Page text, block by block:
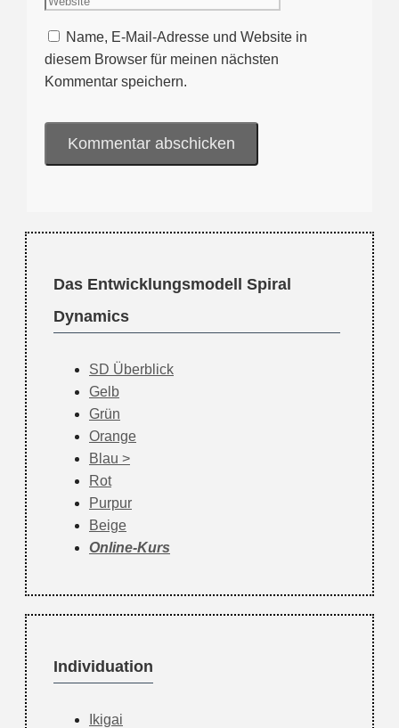
Name, E-Mail-Adresse und Website in
diesem Browser für meinen nächsten
Kommentar speichern.
Das Entwicklungsmodell Spiral
Dynamics
SD Überblick
Gelb
Grün
Orange
Blau
Rot
Purpur
Beige
Online-Kurs
Individuation
Ikigai